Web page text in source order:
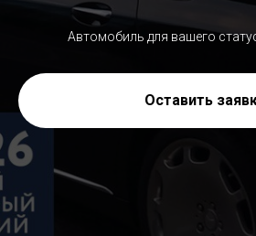
Автомобиль для вашего
Оставить